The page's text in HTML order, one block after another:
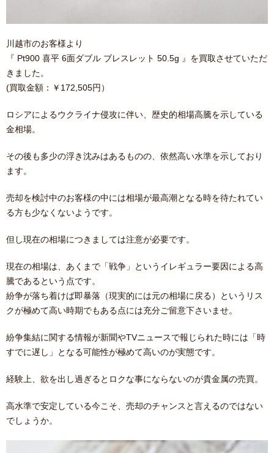
川越市のお客様より
『 Pt900 喜平 6面ダブル ブレスレット 50.5g 』を買取させていただ
きました。
(買取金額：￥172,505円）
ロシアによるウクライナ侵攻に伴い、歴史的相場高騰を示している
金相場。
その後も多少の浮き沈みはあるものの、依然高い水準を示しており
ます。
売却を検討中のお客様の中には相場が最高潮となる時を待たれてい
る方も少なくないようです。
但し現在の相場につきましては注意が必要です。
現在の相場は、あくまで「戦争」というイレギュラー要因による高
騰であるという点です。
紛争が落ち着けば即暴落（現実的には元の相場に戻る）というリス
クが極めて高い時期でもある点には充分ご留意下さいませ。
紛争集結に関する情報が新聞やTVニュースで報じられた時には「時
すでに遅し」となる可能性が極めて高いのが実態です。
経験上、欲を出し過ぎるとロクな事にならないのが貴金属の売買。
高水準で安定している今こそ、売却のチャンスと言えるのではない
でしょうか。